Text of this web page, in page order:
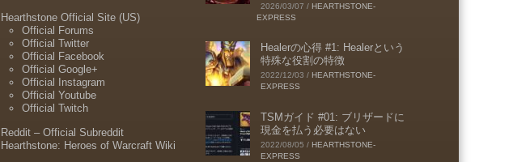
Hearthstone Official Site (US)
Official Forums
Official Twitter
Official Facebook
Official Google+
Official Instagram
Official Youtube
Official Twitch
Reddit – Official Subreddit
Hearthstone: Heroes of Warcraft Wiki
2026/03/07 / HEARTHSTONE-
EXPRESS
Healerの心得 #1: Healerという
特殊な役割の特徴
2022/12/03 / HEARTHSTONE-
EXPRESS
TSMガイド #01: ブリザードに
現金を払う必要はない
2022/08/05 / HEARTHSTONE-
EXPRESS